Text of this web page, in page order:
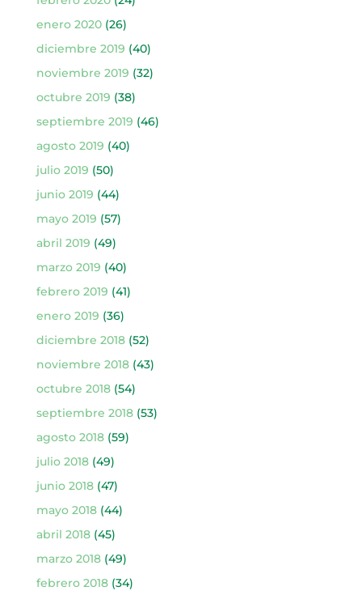
enero 2020(26)
diciembre 2019 (40)
noviembre 2019 (32)
octubre 2019 (38)
septiembre 2019 (46)
agosto 2019 (40)
julio 2019 (50)
junio 2019 (44)
mayo 2019 (57)
abril 2019 (49)
marzo 2019 (40)
febrero 2019 (41)
enero 2019 (36)
diciembre 2018(52)
noviembre 2018(43)
octubre 2018(54)
septiembre 2018(53)
agosto 2018(59)
julio 2018(49)
junio 2018(47)
mayo 2018(44)
abril 2018(45)
marzo 2018(49)
febrero 2018(34)